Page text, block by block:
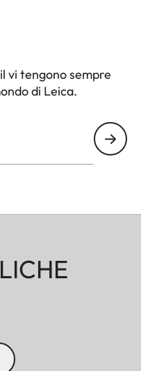
vi tengono sempre
di Leica.